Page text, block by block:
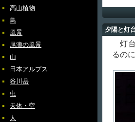
高山植物
鳥
風景
尾瀬の風景
山
日本アルプス
谷川岳
虫
天体・空
人
夕陽と灯
灯台
るの